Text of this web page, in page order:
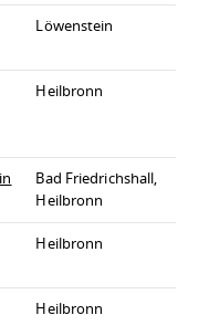
Löwenstein
Heilbronn
Bad Friedrichshall,
Heilbronn
Heilbronn
Heilbronn